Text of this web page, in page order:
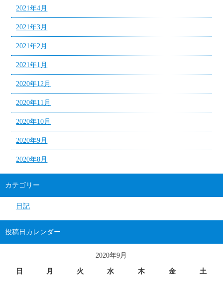
2021年4月
2021年3月
2021年2月
2021年1月
2020年12月
2020年11月
2020年10月
2020年9月
2020年8月
カテゴリー
日記
投稿日カレンダー
2020年9月
日 月 火 水 木 金
土